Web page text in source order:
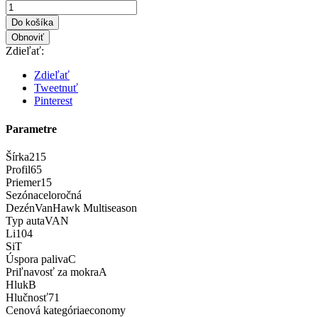
Do košíka
Zdieľať:
Zdieľať
Tweetnuť
Pinterest
Parametre
Šírka215
Profil65
Priemer15
Sezónaceloročná
DezénVanHawk Multiseason
Typ autaVAN
Li104
SiT
Úspora palivaC
Priľnavosť za mokraA
HlukB
Hlučnosť71
Cenová kategóriaeconomy